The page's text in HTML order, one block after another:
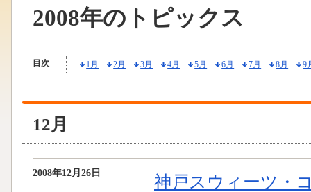
2008年のトピックス
目次 1月 2月 3月 4月 5月 6月 7月 8月 9
12月
2008年12月26日
神戸スウィーツ・